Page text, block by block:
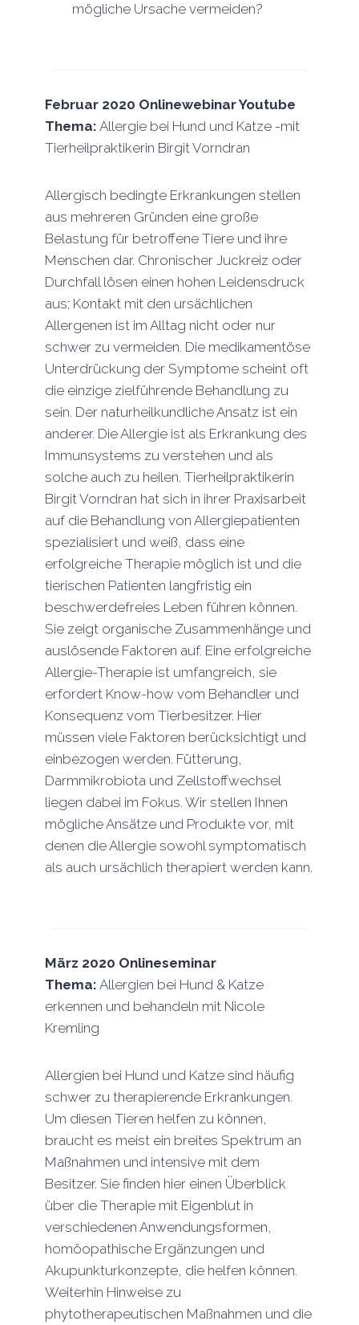
mögliche Ursache vermeiden?
Februar 2020 Onlinewebinar Youtube
Thema: Allergie bei Hund und Katze -mit
Tierheilpraktikerin Birgit Vorndran
Allergisch bedingte Erkrankungen stellen
aus mehreren Gründen eine große
Belastung für betroffene Tiere und ihre
Menschen dar. Chronischer Juckreiz oder
Durchfall lösen einen hohen Leidensdruck
aus; Kontakt mit den ursächlichen
Allergenen ist im Alltag nicht oder nur
schwer zu vermeiden. Die medikamentöse
Unterdrückung der Symptome scheint oft
die einzige zielführende Behandlung zu
sein. Der naturheilkundliche Ansatz ist ein
anderer. Die Allergie ist als Erkrankung des
Immunsystems zu verstehen und als
solche auch zu heilen. Tierheilpraktikerin
Birgit Vorndran hat sich in ihrer Praxisarbeit
auf die Behandlung von Allergiepatienten
spezialisiert und weiß, dass eine
erfolgreiche Therapie möglich ist und die
tierischen Patienten langfristig ein
beschwerdefreies Leben führen können.
Sie zeigt organische Zusammenhänge und
auslösende Faktoren auf. Eine erfolgreiche
Allergie-Therapie ist umfangreich, sie
erfordert Know-how vom Behandler und
Konsequenz vom Tierbesitzer. Hier
müssen viele Faktoren berücksichtigt und
einbezogen werden. Fütterung,
Darmmikrobiota und Zellstoffwechsel
liegen dabei im Fokus. Wir stellen Ihnen
mögliche Ansätze und Produkte vor, mit
denen die Allergie sowohl symptomatisch
als auch ursächlich therapiert werden kann.
März 2020 Onlineseminar
Thema: Allergien bei Hund & Katze
erkennen und behandeln mit Nicole
Kremling
Allergien bei Hund und Katze sind häufig
schwer zu therapierende Erkrankungen.
Um diesen Tieren helfen zu können,
braucht es meist ein breites Spektrum an
Maßnahmen und intensive mit dem
Besitzer. Sie finden hier einen Überblick
über die Therapie mit Eigenblut in
verschiedenen Anwendungsformen,
homöopathische Ergänzungen und
Akupunkturkonzepte, die helfen können.
Weiterhin Hinweise zu
phytotherapeutischen Maßnahmen und die